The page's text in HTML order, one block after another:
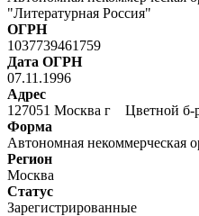
"Литературная Россия"
ОГРН
1037739461759
Дата ОГРН
07.11.1996
Адрес
127051 Москва г Цветной б-
Форма
Автономная некоммерческая
Регион
Москва
Статус
Зарегистрированные